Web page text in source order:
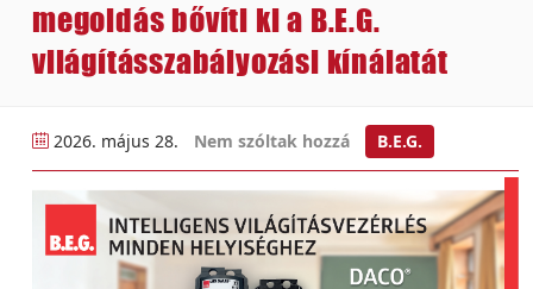
megoldás bővíti ki a B.E.G.
világításszabályozási kínálatát
2026. május 28. Nem szóltak hozzá B.E.G.